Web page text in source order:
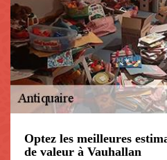
Optez les meilleures
de valeur à Vauhallan